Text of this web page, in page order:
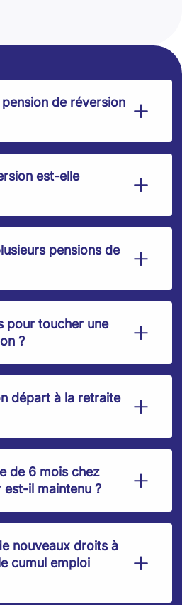
de réversion
est-elle
pensions de
pour toucher une
?
départ à la retraite
de 6 mois chez
est-il maintenu ?
nouveaux droits à
cumul emploi